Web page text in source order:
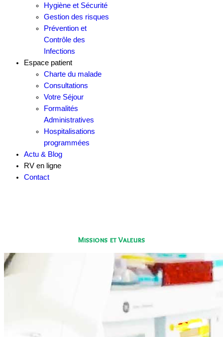
Hygiène et Sécurité
Gestion des risques
Prévention et
Contrôle des
Infections
Espace patient
Charte du malade
Consultations
Votre Séjour
Formalités
Administratives
Hospitalisations
programmées
Actu & Blog
RV en ligne
Contact
Missions et Valeurs